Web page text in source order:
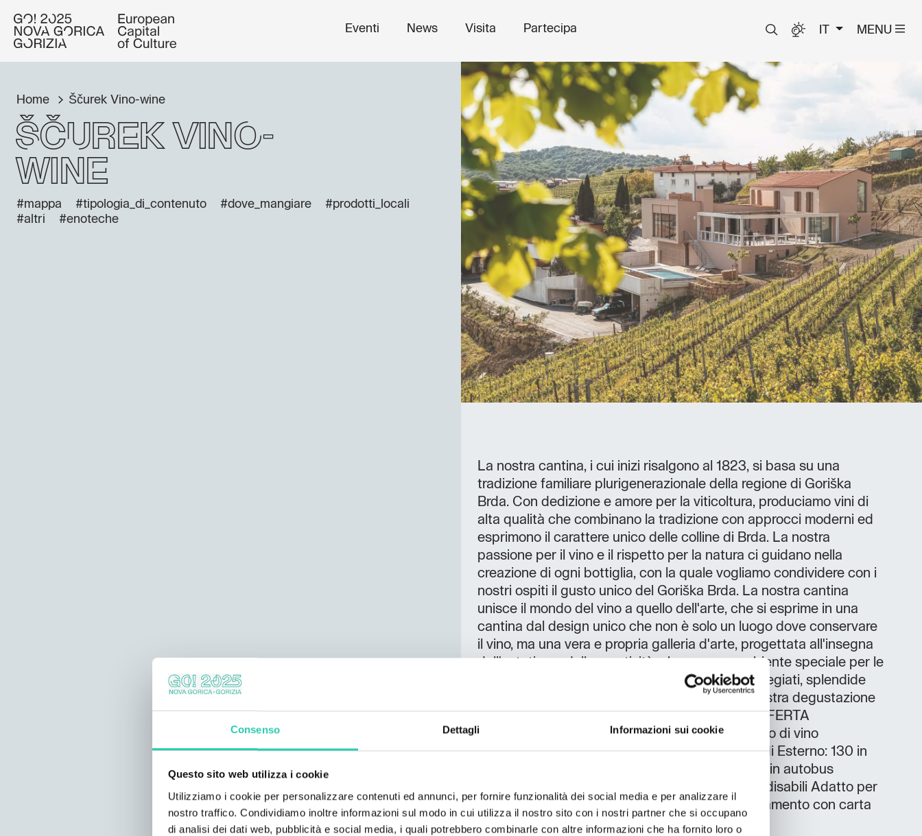
Consenso Dettagli Informazioni sui cookie
Questo sito web utilizza i cookie
Utilizziamo i cookie per personalizzare contenuti ed annunci, per fornire funzionalità dei social media e per analizzare il
nostro traffico. Condividiamo inoltre informazioni sul modo in cui utilizza il nostro sito con i nostri partner che si occupano
di analisi dei dati web, pubblicità e social media, i quali potrebbero combinarle con altre informazioni che ha fornito loro o
Eventi News Visita Partecipa IT MENU
Home Ščurek Vino-wine
Ščurek Vino-
wine
#mappa #tipologia_di_contenuto #dove_mangiare
#prodotti_locali
#altri
#enoteche
La nostra cantina, i cui inizi risalgono al 1823, si basa su una
tradizione familiare plurigenerazionale della regione di Goriška
Brda. Con dedizione e amore per la viticoltura, produciamo vini di
alta qualità che combinano la tradizione con approcci moderni ed
esprimono il carattere unico delle colline di Brda. La nostra
passione per il vino e il rispetto per la natura ci guidano nella
creazione di ogni bottiglia, con la quale vogliamo condividere con i
nostri ospiti il gusto unico del Goriška Brda. La nostra cantina
unisce il mondo del vino a quello dell'arte, che si esprime in una
cantina dal design unico che non è solo un luogo dove conservare
il vino, ma una vera e propria galleria d'arte, progettata all'insegna
dell'estetica e della creatività, che crea un ambiente speciale per le
degustazioni e le visite guidate. Godetevi vini pregiati, splendide
viste e un'architettura rilassante.Prenotate la vostra degustazione
e sperimentate l'autentica ospitalità di Brda! OFFERTA
Degustazione di vini Visita della cantina Acquisto di vino
CAPACITÀ Interno: 60 posti a sedere, 80 in piedi Esterno: 130 in
piedi INFORMAZIONI AGGIUNTIVE Accessibile in autobus
Accessibile in camper Accessibile alle persone disabili Adatto per
feste di compleanno e ricevimenti di nozze Pagamento con carta
di credito disponibile